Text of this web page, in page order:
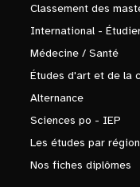
Classement des
International -
Médecine / Santé
Études d'art et de la
Alternance
Sciences po - IEP
Les études par région
Nos fiches diplômes